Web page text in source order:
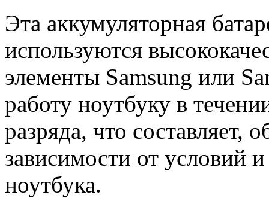
Эта аккумуляторная
используются
элементы Samsung или
работу ноутбуку в
разряда, что составляет,
зависимости от условий
ноутбука.